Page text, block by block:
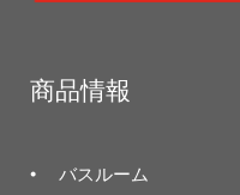
商品情報
バスルーム